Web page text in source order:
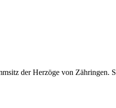
der Herzöge von Zähringen.